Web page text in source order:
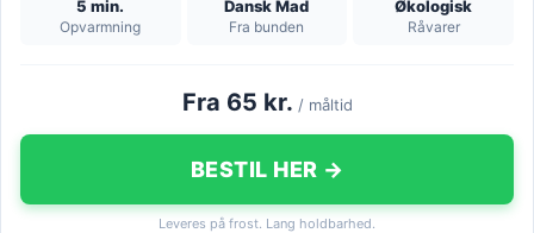
5 min.
Opvarmning
Dansk Mad
Fra bunden
Økologisk
Råvarer
Fra 65 kr. / måltid
BESTIL HER →
Leveres på frost. Lang holdbarhed.